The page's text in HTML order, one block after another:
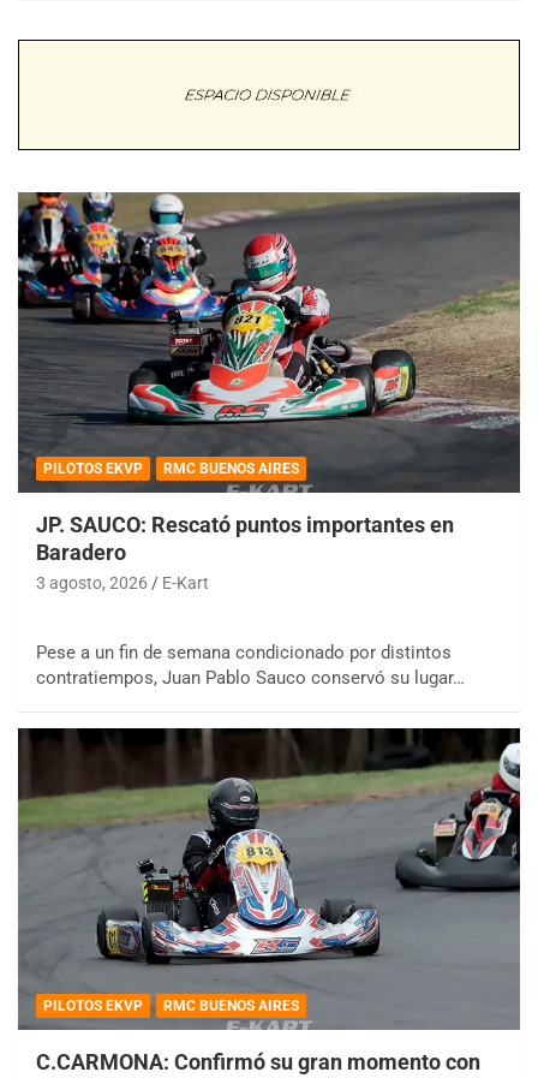
PILOTOS EKVP RMC BUENOS AIRES
JP. SAUCO: Rescató puntos importantes en
Baradero
3 agosto, 2026 E-Kart
Pese a un fin de semana condicionado por distintos
contratiempos, Juan Pablo Sauco conservó su lugar…
PILOTOS EKVP RMC BUENOS AIRES
C.CARMONA: Confirmó su gran momento con